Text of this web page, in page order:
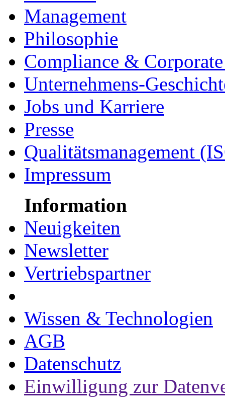
Management
Philosophie
Compliance &
Unternehmens-
Jobs und Karriere
Presse
Qualitätsmanagement
Impressum
Information
Neuigkeiten
Newsletter
Vertriebspartner
Wissen & Technologien
AGB
Datenschutz
Einwilligung zur